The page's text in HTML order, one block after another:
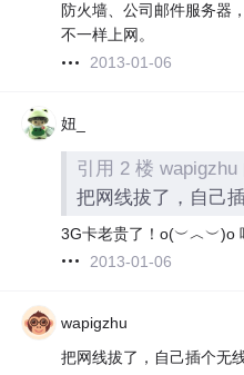
防火墙、公司邮件服务器
不一样上网。
2013-01-06
妞_
引用 2 楼 wapigzhu
把网线拔了，自己
3G卡老贵了！o(︶︿︶)o
2013-01-06
wapigzhu
把网线拔了，自己插个无